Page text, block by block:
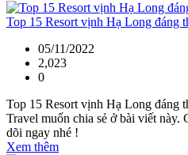
Top 15 Resort vịnh Hạ Long đáng
05/11/2022
2,023
0
Top 15 Resort vịnh Hạ Long đáng
Travel muốn chia sẻ ở bài viết này.
dõi ngay nhé !
Xem thêm